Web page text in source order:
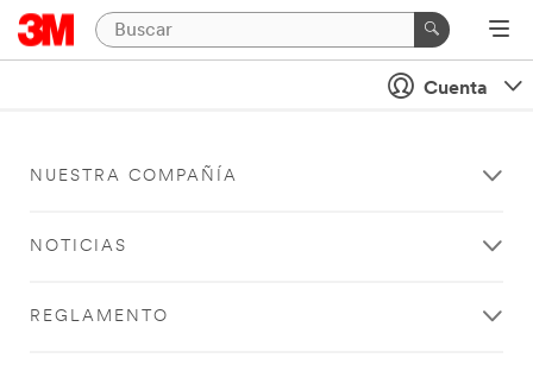
Cuenta
NUESTRA COMPAÑÍA
NOTICIAS
REGLAMENTO